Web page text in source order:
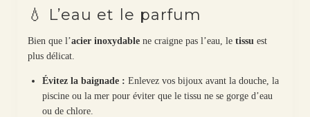
💧 L’eau et le parfum
Bien que l’acier inoxydablene craigne pas l’eau, le tissu est
plus délicat.
Évitez la baignade : Enlevez vos bijoux avant la douche, la
piscine ou la mer pour éviter que le tissu ne se gorge d’eau
ou de chlore.